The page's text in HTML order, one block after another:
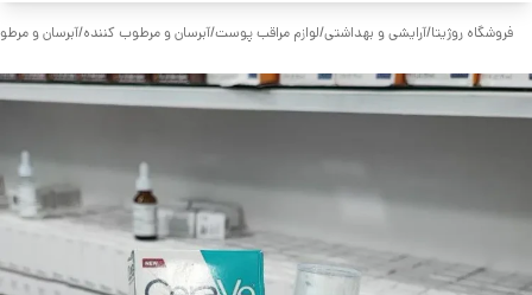
فروشگاه روژیتا/آرایشی و بهداشتی/لوازم مراقب پوست/آبرسان و مرطوب کننده/آبرسان و